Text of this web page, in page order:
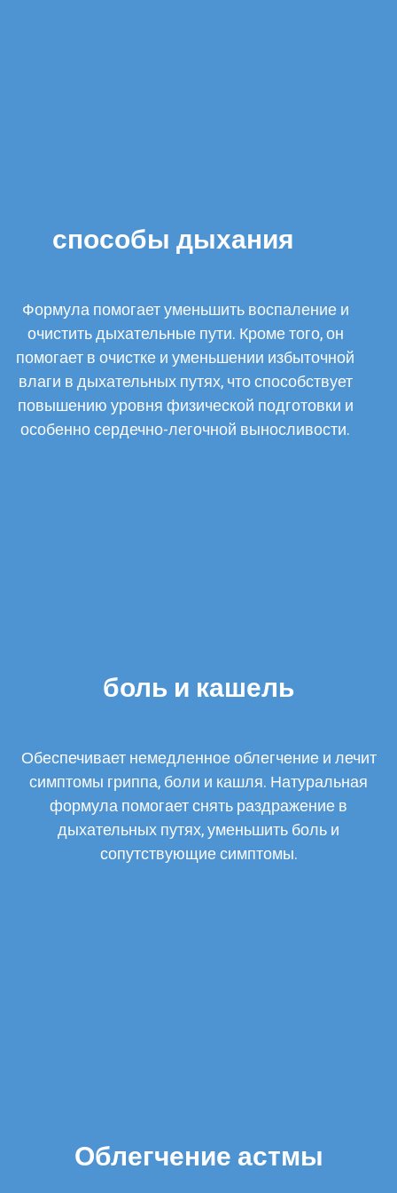
способы дыхания
Формула помогает уменьшить воспаление и
очистить дыхательные пути. Кроме того, он
помогает в очистке и уменьшении избыточной
влаги в дыхательных путях, что способствует
повышению уровня физической подготовки и
особенно сердечно-легочной выносливости.
боль и кашель
Обеспечивает немедленное облегчение и лечит
симптомы гриппа, боли и кашля. Натуральная
формула помогает снять раздражение в
дыхательных путях, уменьшить боль и
сопутствующие симптомы.
Облегчение астмы